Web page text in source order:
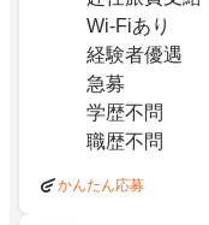
Wi-Fiあり
経験者優遇
急募
学歴不問
職歴不問
かんたん応募